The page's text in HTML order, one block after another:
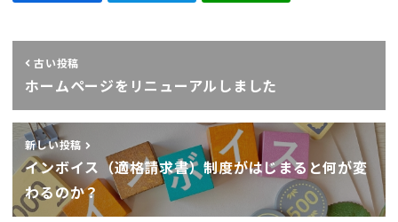
古い投稿
ホームページをリニューアルしました
新しい投稿
インボイス（適格請求書）制度がはじまると何が変
わるのか？